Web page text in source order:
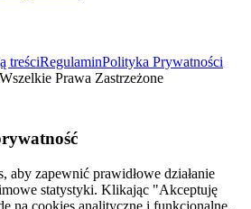
treściRegulaminPolityka Prywatności
Wszelkie Prawa Zastrzeżone
zapewnić prawidłowe działanie
statystyki. Klikając "Akceptuję
na cookies analityczne i funkcjonalne.